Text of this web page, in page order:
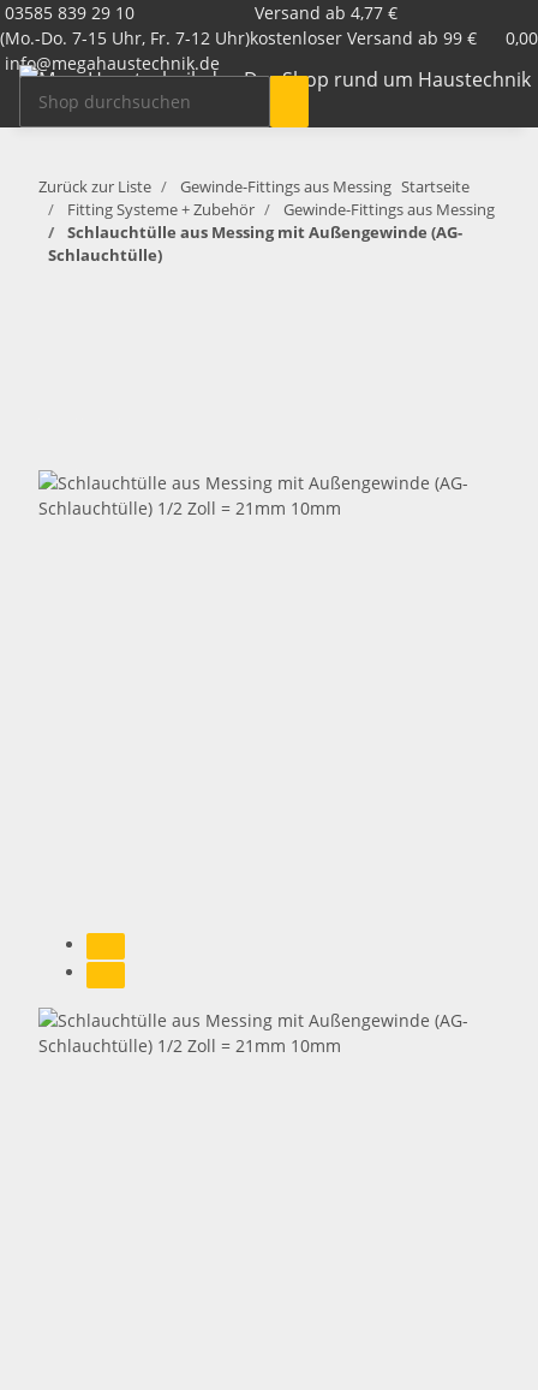
03585 839 29 10
(Mo.-Do. 7-15 Uhr, Fr. 7-12 Uhr)
info@megahaustechnik.de
Versand ab 4,77 €
kostenloser Versand ab 99 €
Zurück zur Liste Gewinde-Fittings aus Messing Startseite
Fitting Systeme + Zubehör
Gewinde-Fittings aus Messing
Schlauchtülle aus Messing mit Außengewinde (AG-
Schlauchtülle)